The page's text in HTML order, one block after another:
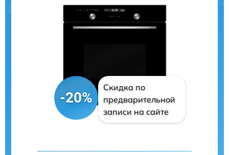
-20%
Скидка по
предварительной
записи на сайте